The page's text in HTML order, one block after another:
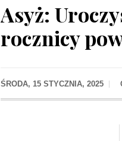
Asyż:
rocznicy
ŚRODA, 15 STYCZNIA, 2025